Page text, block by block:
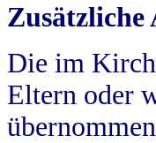
Zusätzliche
Die im
Eltern oder